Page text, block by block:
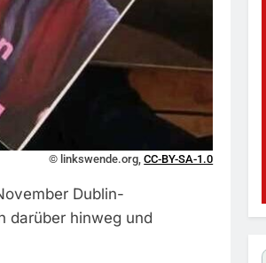
© linkswende.org,CC-BY-SA-1.0
Dublin-
darüber hinweg und